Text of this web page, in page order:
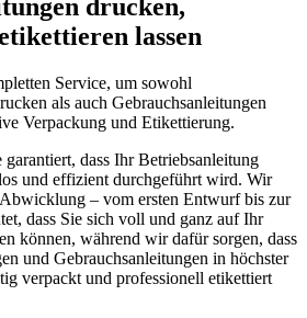
drucken,
lassen
Service, um sowohl
als auch Gebrauchsanleitungen
Verpackung und Etikettierung.
dass Ihr Betriebsanleitung
und effizient durchgeführt wird. Wir
Abwicklung – vom ersten Entwurf bis zur
dass Sie sich voll und ganz auf Ihr
können, während wir dafür sorgen, dass
und Gebrauchsanleitungen in höchster
verpackt und professionell etikettiert